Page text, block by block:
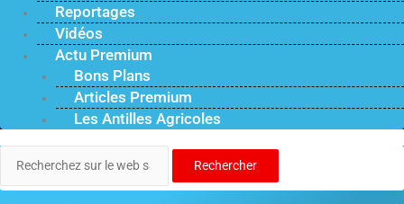
Reportages
Vidéos
Actu Premium
Bons Plans
Articles Premium
Les Antilles Agricoles
Rechercher